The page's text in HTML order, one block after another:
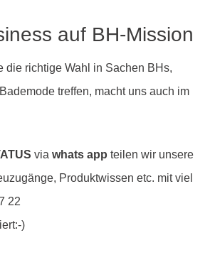
auf BH-Mission
die richtige Wahl in Sachen BHs,
treffen, macht uns auch im
via whats app teilen wir unsere
Produktwissen etc. mit viel
22
)